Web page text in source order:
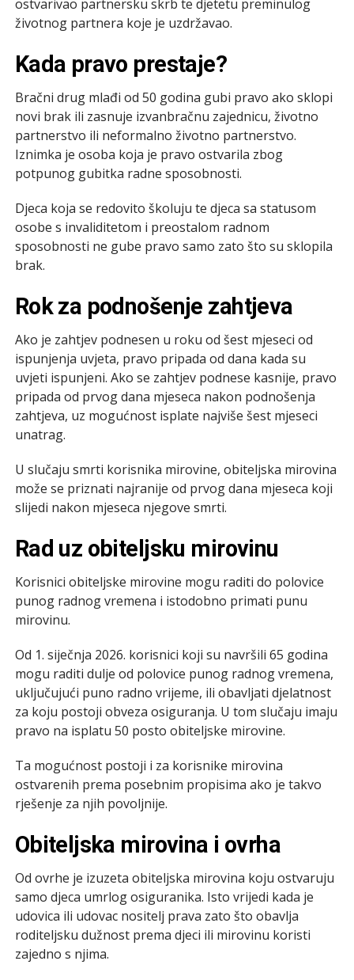
ostvarivao partnersku skrb te djetetu preminulog
životnog partnera koje je uzdržavao.
Kada pravo prestaje?
Bračni drug mlađi od 50 godina gubi pravo ako sklopi
novi brak ili zasnuje izvanbračnu zajednicu, životno
partnerstvo ili neformalno životno partnerstvo.
Iznimka je osoba koja je pravo ostvarila zbog
potpunog gubitka radne sposobnosti.
Djeca koja se redovito školuju te djeca sa statusom
osobe s invaliditetom i preostalom radnom
sposobnosti ne gube pravo samo zato što su sklopila
brak.
Rok za podnošenje zahtjeva
Ako je zahtjev podnesen u roku od šest mjeseci od
ispunjenja uvjeta, pravo pripada od dana kada su
uvjeti ispunjeni. Ako se zahtjev podnese kasnije, pravo
pripada od prvog dana mjeseca nakon podnošenja
zahtjeva, uz mogućnost isplate najviše šest mjeseci
unatrag.
U slučaju smrti korisnika mirovine, obiteljska mirovina
može se priznati najranije od prvog dana mjeseca koji
slijedi nakon mjeseca njegove smrti.
Rad uz obiteljsku mirovinu
Korisnici obiteljske mirovine mogu raditi do polovice
punog radnog vremena i istodobno primati punu
mirovinu.
Od 1. siječnja 2026. korisnici koji su navršili 65 godina
mogu raditi dulje od polovice punog radnog vremena,
uključujući puno radno vrijeme, ili obavljati djelatnost
za koju postoji obveza osiguranja. U tom slučaju imaju
pravo na isplatu 50 posto obiteljske mirovine.
Ta mogućnost postoji i za korisnike mirovina
ostvarenih prema posebnim propisima ako je takvo
rješenje za njih povoljnije.
Obiteljska mirovina i ovrha
Od ovrhe je izuzeta obiteljska mirovina koju ostvaruju
samo djeca umrlog osiguranika. Isto vrijedi kada je
udovica ili udovac nositelj prava zato što obavlja
roditeljsku dužnost prema djeci ili mirovinu koristi
zajedno s njima.